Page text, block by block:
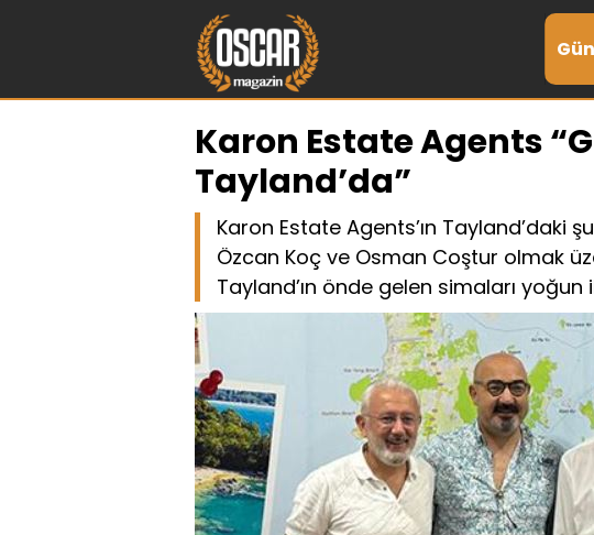
Karon Estate Agents
Tayland’da”
Karon Estate Agents’ın Tayland’daki
Özcan Koç ve Osman Coştur olmak
Tayland’ın önde gelen simaları